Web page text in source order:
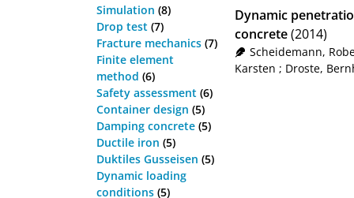
Simulation (8)
Drop test (7)
Fracture mechanics (7)
Finite element
method (6)
Safety assessment (6)
Container design (5)
Damping concrete (5)
Ductile iron (5)
Duktiles Gusseisen (5)
Dynamic loading
conditions (5)
Dynamic
concrete(2014)
Scheidemann,
Karsten ; Droste,